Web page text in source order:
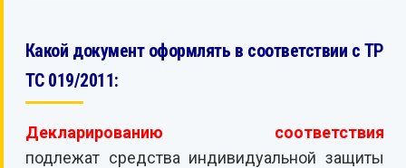
Какой документ оформлять в соответствии с ТР
ТС 019/2011:
Декларированию соответствия
подлежат средства индивидуальной защиты